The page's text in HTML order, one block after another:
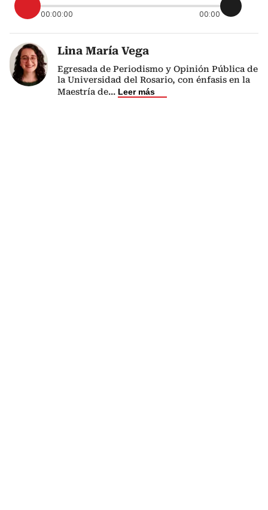
00:00:00 00:00
Lina María Vega
Egresada de Periodismo y Opinión Pública de
la Universidad del Rosario, con énfasis en la
Maestría de... Leer más